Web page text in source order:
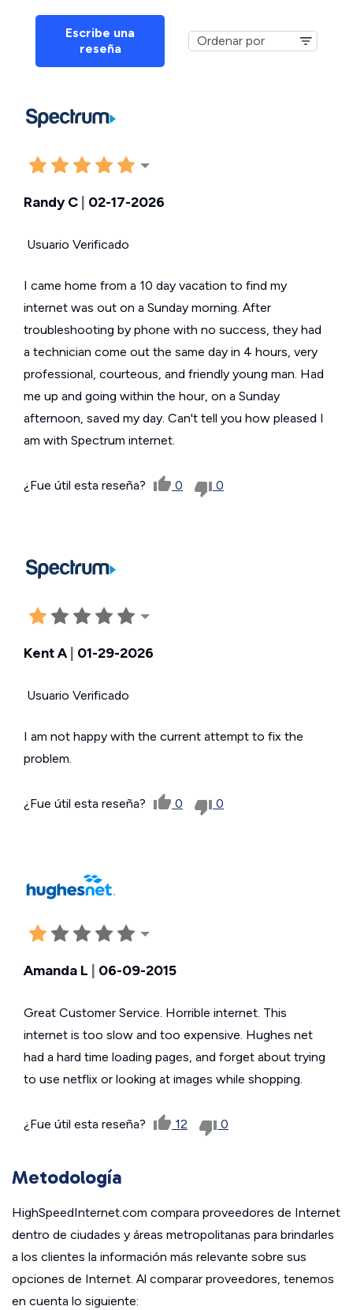
Escribe una
reseña
Randy C 02-17-2026
Usuario Verificado
I came home from a 10 day vacation to find my
internet was out on a Sunday morning. After
troubleshooting by phone with no success, they had
a technician come out the same day in 4 hours, very
professional, courteous, and friendly young man. Had
me up and going within the hour, on a Sunday
afternoon, saved my day. Can't tell you how pleased I
am with Spectrum internet.
¿Fue útil esta reseña? 0 0
Kent A| 01-29-2026
Usuario Verificado
I am not happy with the current attempt to fix the
problem.
¿Fue útil esta reseña? 0 0
Amanda L 06-09-2015
Great Customer Service. Horrible internet. This
internet is too slow and too expensive. Hughes net
had a hard time loading pages, and forget about trying
to use netflix or looking at images while shopping.
¿Fue útil esta reseña? 12 0
Metodología
HighSpeedInternet.com compara proveedores de Internet
dentro de ciudades y áreas metropolitanas para brindarles
a los clientes la información más relevante sobre sus
opciones de Internet. Al comparar proveedores, tenemos
en cuenta lo siguiente: